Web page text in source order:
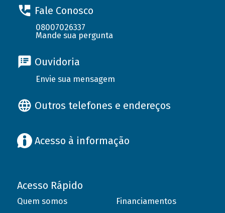
Fale Conosco
08007026337
Mande sua pergunta
Ouvidoria
Envie sua mensagem
Outros telefones e endereços
Acesso à informação
Acesso Rápido
Quem somos
Financiamentos